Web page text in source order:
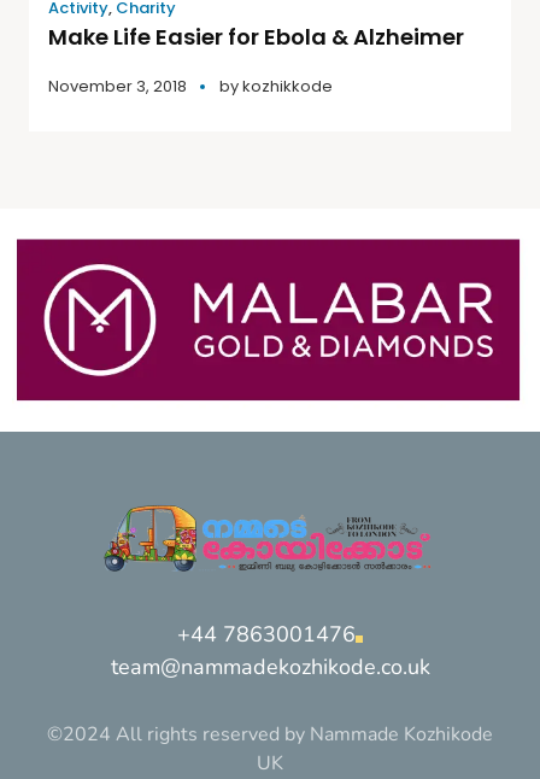
Activity, Charity
Make Life Easier for Ebola & Alzheimer
November 3, 2018 bykozhikkode
+44 7863001476
team@nammadekozhikode.co.uk
©2024 All rights reserved by Nammade Kozhikode
UK